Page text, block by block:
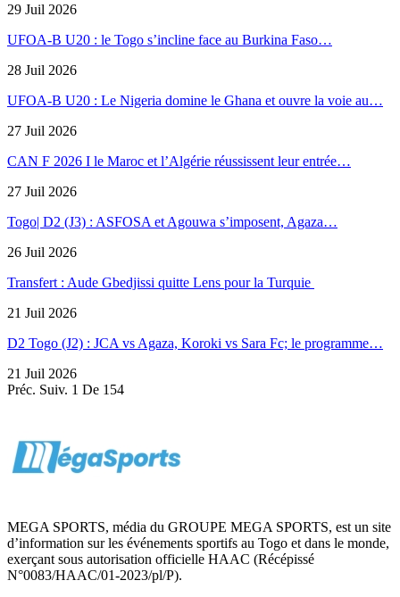
29 Juil 2026
UFOA-B U20 : le Togo s’incline face au Burkina Faso…
28 Juil 2026
UFOA-B U20 : Le Nigeria domine le Ghana et ouvre la voie au…
27 Juil 2026
CAN F 2026 I le Maroc et l’Algérie réussissent leur entrée…
27 Juil 2026
Togo| D2 (J3) : ASFOSA et Agouwa s’imposent, Agaza…
26 Juil 2026
Transfert : Aude Gbedjissi quitte Lens pour la Turquie
21 Juil 2026
D2 Togo (J2) : JCA vs Agaza, Koroki vs Sara Fc; le programme…
21 Juil 2026
Préc. Suiv. 1 De 154
MEGA SPORTS, média du GROUPE MEGA SPORTS, est un site
d’information sur les événements sportifs au Togo et dans le monde,
exerçant sous autorisation officielle HAAC (Récépissé
N°0083/HAAC/01-2023/pl/P).